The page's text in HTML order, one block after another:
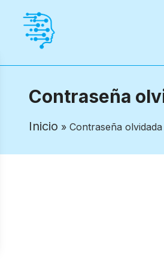
Contraseña
Inicio » Contraseña olvidada